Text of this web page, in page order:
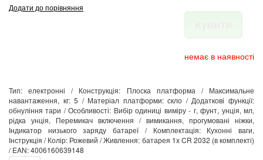
Додати до порівняння
немає в наявності
Тип: електронні / Конструкція: Плоска платформа / Максимальне
навантаження, кг: 5 / Матеріал платформи: скло / Додаткові функції:
обнуління тари / Особливості: Вибір одиниці виміру - г, фунт, унція, мл,
рідка унція, Перемикач включення / вимикання, прогумовані ніжки,
Індикатор низького заряду батареї / Комплектація: Кухонні ваги,
Інструкція / Колір: Рожевий / Живлення: батарея 1x CR 2032 (в комплекті)
/ EAN: 4006160639148